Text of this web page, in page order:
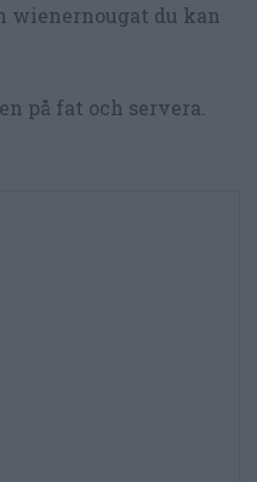
wienernougat du kan
på fat och servera.